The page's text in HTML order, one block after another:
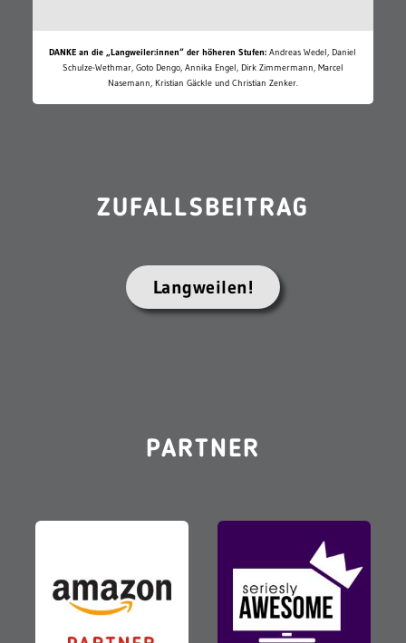
DANKE an die „Langweiler:innen“ der höheren Stufen: Andreas Wedel, Daniel
Schulze-Wethmar, Goto Dengo, Annika Engel, Dirk Zimmermann, Marcel
Nasemann, Kristian Gäckle und Christian Zenker.
ZUFALLSBEITRAG
Langweilen!
PARTNER